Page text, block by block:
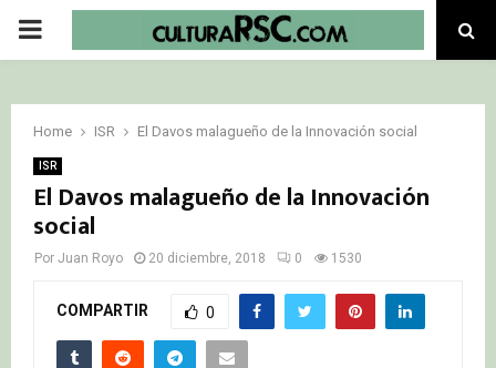
PRIMARY
Home ISR El Davos malagueño de la Innovación social
ISR
El Davos malagueño de la Innovación
social
Por Juan Royo 20 diciembre, 2018 0 1530
COMPARTIR 0